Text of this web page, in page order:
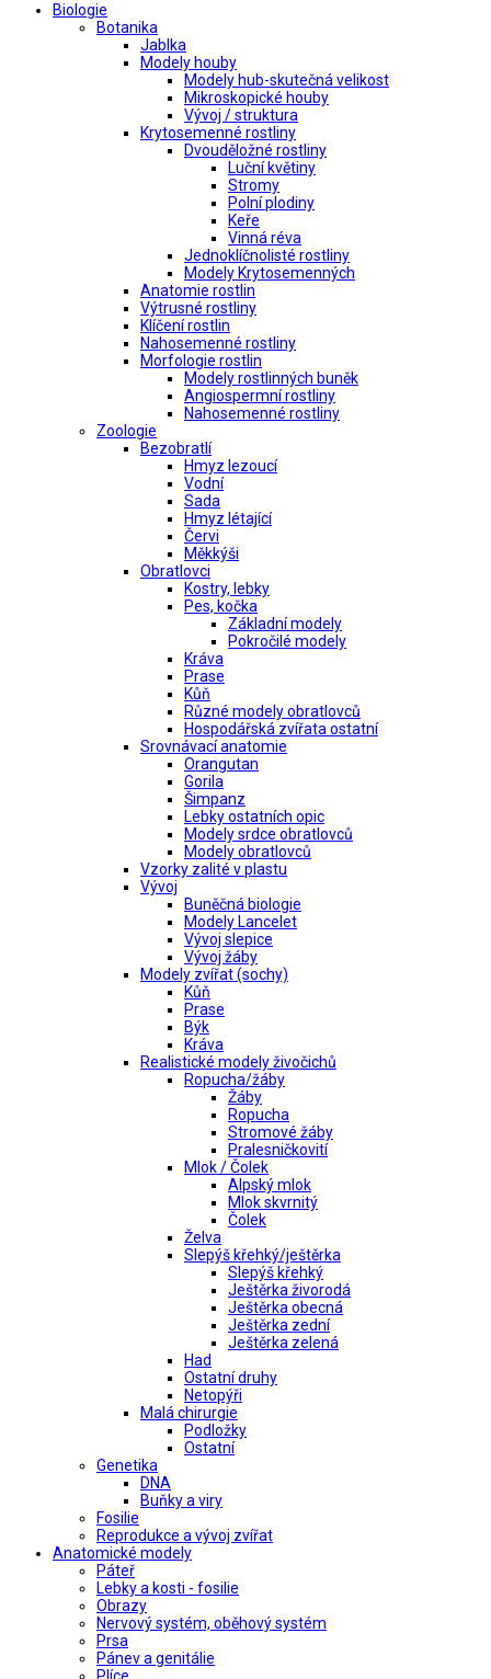
Biologie
Botanika
Jablka
Modely houby
Modely hub-skutečná velikost
Mikroskopické houby
Vývoj / struktura
Krytosemenné rostliny
Dvouděložné rostliny
Luční květiny
Stromy
Polní plodiny
Keře
Vinná réva
Jednoklíčnolisté rostliny
Modely Krytosemenných
Anatomie rostlin
Výtrusné rostliny
Klíčení rostlin
Nahosemenné rostliny
Morfologie rostlin
Modely rostlinných buněk
Angiospermní rostliny
Nahosemenné rostliny
Zoologie
Bezobratlí
Hmyz lezoucí
Vodní
Sada
Hmyz létající
Červi
Měkkýši
Obratlovci
Kostry, lebky
Pes, kočka
Základní modely
Pokročilé modely
Kráva
Prase
Kůň
Různé modely obratlovců
Hospodářská zvířata ostatní
Srovnávací anatomie
Orangutan
Gorila
Šimpanz
Lebky ostatních opic
Modely srdce obratlovců
Modely obratlovců
Vzorky zalité v plastu
Vývoj
Buněčná biologie
Modely Lancelet
Vývoj slepice
Vývoj žáby
Modely zvířat (sochy)
Kůň
Prase
Býk
Kráva
Realistické modely živočichů
Ropucha/žáby
Žáby
Ropucha
Stromové žáby
Pralesničkovití
Mlok / Čolek
Alpský mlok
Mlok skvrnitý
Čolek
Želva
Slepýš křehký/ještěrka
Slepýš křehký
Ještěrka živorodá
Ještěrka obecná
Ještěrka zední
Ještěrka zelená
Had
Ostatní druhy
Netopýři
Malá chirurgie
Podložky
Ostatní
Genetika
DNA
Buňky a viry
Fosilie
Reprodukce a vývoj zvířat
Anatomické modely
Páteř
Lebky a kosti - fosilie
Obrazy
Nervový systém, oběhový systém
Prsa
Pánev a genitálie